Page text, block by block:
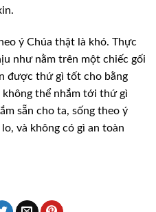
ý Chúa thật là khó. Thực
như nằm trên một chiếc gối
được thứ gì tốt cho bằng
không thể nhắm tới thứ gì
sẵn cho ta, sống theo ý
và không có gì an toàn